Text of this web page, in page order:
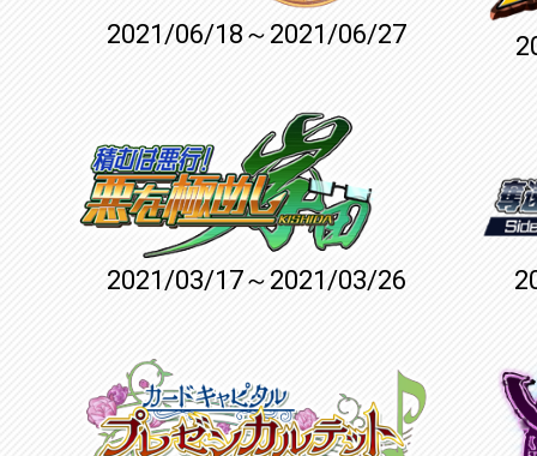
2021/06/18～2021/06/27
2021/03/17～2021/03/26